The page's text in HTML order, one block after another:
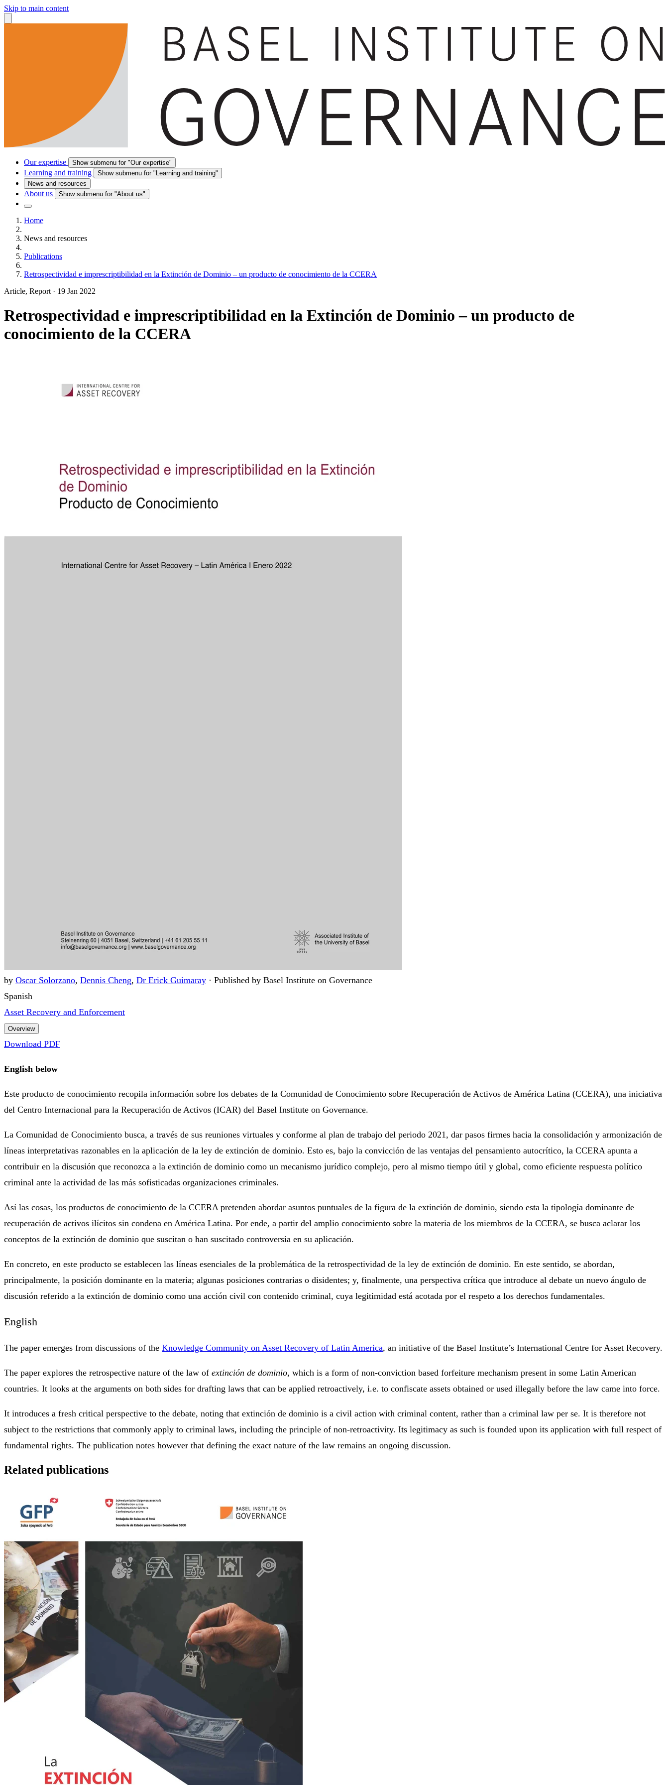
Skip to main content
Our expertise Show submenu for "Our expertise"
Learning and training
Show submenu for "Learning and training"
News and resources
About us Show submenu for "About us"
Home
News and resources
Publications
Retrospectividad e imprescriptibilidad en la Extinción de Dominio – un producto de conocimiento de la CCERA
Article, Report · 19 Jan 2022
Retrospectividad e imprescriptibilidad en la Extinción de Dominio – un producto de
conocimiento de la CCERA
by Oscar Solorzano, Dennis Cheng, Dr Erick Guimaray · Published by Basel Institute on Governance
Spanish
Asset Recovery and Enforcement
Overview
Download PDF
English below
Este producto de conocimiento recopila información sobre los debates de la Comunidad de Conocimiento sobre Recuperación de Activos de América Latina (CCERA), una iniciativa
del Centro Internacional para la Recuperación de Activos (ICAR) del Basel Institute on Governance.
La Comunidad de Conocimiento busca, a través de sus reuniones virtuales y conforme al plan de trabajo del periodo 2021, dar pasos firmes hacia la consolidación y armonización de
líneas interpretativas razonables en la aplicación de la ley de extinción de dominio. Esto es, bajo la convicción de las ventajas del pensamiento autocrítico, la CCERA apunta a
contribuir en la discusión que reconozca a la extinción de dominio como un mecanismo jurídico complejo, pero al mismo tiempo útil y global, como eficiente respuesta político
criminal ante la actividad de las más sofisticadas organizaciones criminales.
Así las cosas, los productos de conocimiento de la CCERA pretenden abordar asuntos puntuales de la figura de la extinción de dominio, siendo esta la tipología dominante de
recuperación de activos ilícitos sin condena en América Latina. Por ende, a partir del amplio conocimiento sobre la materia de los miembros de la CCERA, se busca aclarar los
conceptos de la extinción de dominio que suscitan o han suscitado controversia en su aplicación.
En concreto, en este producto se establecen las líneas esenciales de la problemática de la retrospectividad de la ley de extinción de dominio. En este sentido, se abordan,
principalmente, la posición dominante en la materia; algunas posiciones contrarias o disidentes; y, finalmente, una perspectiva crítica que introduce al debate un nuevo ángulo de
discusión referido a la extinción de dominio como una acción civil con contenido criminal, cuya legitimidad está acotada por el respeto a los derechos fundamentales.
English
The paper emerges from discussions of the Knowledge Community on Asset Recovery of Latin America, an initiative of the Basel Institute’s International Centre for Asset Recovery.
The paper explores the retrospective nature of the law of extinción de dominio, which is a form of non-conviction based forfeiture mechanism present in some Latin American
countries. It looks at the arguments on both sides for drafting laws that can be applied retroactively, i.e. to confiscate assets obtained or used illegally before the law came into force.
It introduces a fresh critical perspective to the debate, noting that extinción de dominio is a civil action with criminal content, rather than a criminal law per se. It is therefore not
subject to the restrictions that commonly apply to criminal laws, including the principle of non-retroactivity. Its legitimacy as such is founded upon its application with full respect of
fundamental rights. The publication notes however that defining the exact nature of the law remains an ongoing discussion.
Related publications